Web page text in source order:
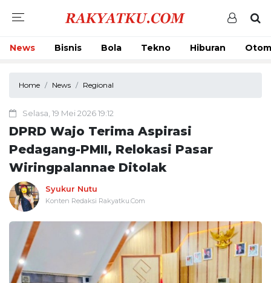
News Bisnis Bola Tekno Hiburan
Home News Regional
Selasa, 19 Mei 2026 19:12
DPRD Wajo Terima Aspirasi
Pedagang-PMII, Relokasi Pasar
Wiringpalannae Ditolak
Syukur Nutu
Konten Redaksi Rakyatku.Com